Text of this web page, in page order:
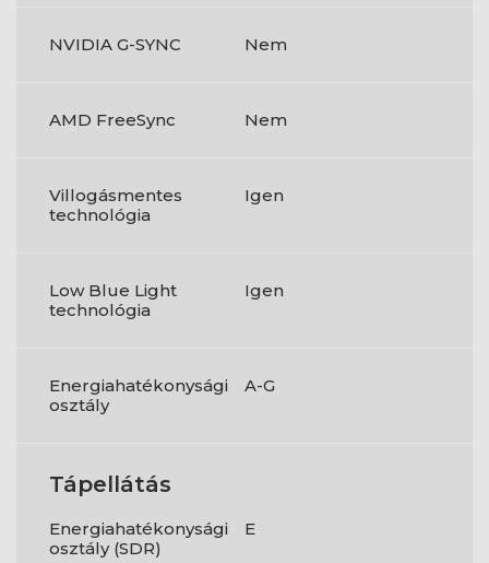
NVIDIA G-SYNC Nem
AMD FreeSync Nem
Villogásmentes
technológia
Igen
Low Blue Light
technológia
Igen
Energiahatékonysági
osztály
A-G
Tápellátás
Energiahatékonysági
osztály (SDR)
E